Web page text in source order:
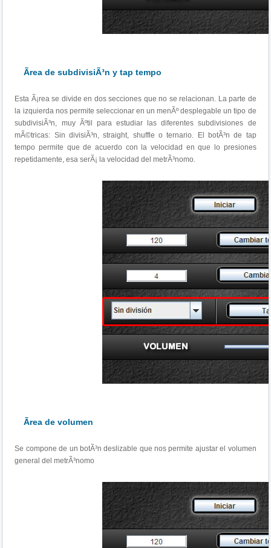
Ãrea de subdivisiÃ³n y tap tempo
Esta Ã¡rea se divide en dos secciones que no se relacionan. La parte de
la izquierda nos permite seleccionar en un menÃº desplegable un tipo de
subdivisiÃ³n, muy Ãºtil para estudiar las diferentes subdivisiones de
mÃ©tricas: Sin divisiÃ³n, straight, shuffle o ternario. El botÃ³n de tap
tempo permite que de acuerdo con la velocidad en que lo presiones
repetidamente, esa serÃ¡ la velocidad del metrÃ³nomo.
Ãrea de volumen
Se compone de un botÃ³n deslizable que nos permite ajustar el volumen
general del metrÃ³nomo